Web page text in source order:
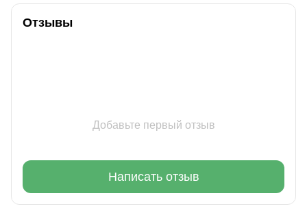
Отзывы
Добавьте первый отзыв
Написать отзыв